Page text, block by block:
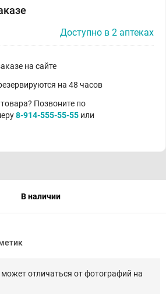
Доступно в 2 аптеках
на сайте
на 48 часов
Позвоните по
8-914-555-55-55 или
В наличии
отличаться от фотографий на